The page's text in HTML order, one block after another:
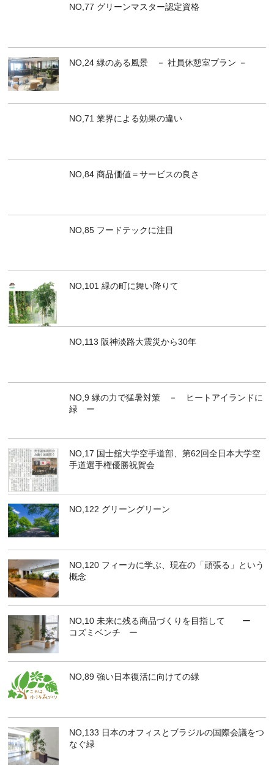
NO,77 グリーンマスター認定資格
NO,24 緑のある風景 － 社員休憩室プラン －
NO,71 業界による効果の違い
NO,84 商品価値＝サービスの良さ
NO,85 フードテックに注目
NO,101 緑の町に舞い降りて
NO,113 阪神淡路大震災から30年
NO,9 緑の力で猛暑対策 － ヒートアイランドに
緑 ー
NO,17 国士舘大学空手道部、第62回全日本大学空
手道選手権優勝祝賀会
NO,122 グリーングリーン
NO,120 フィーカに学ぶ、現在の「頑張る」という
概念
NO,10 未来に残る商品づくりを目指して ー
コズミベンチ ー
NO,89 強い日本復活に向けての緑
NO,133 日本のオフィスとブラジルの国際会議をつ
なぐ緑